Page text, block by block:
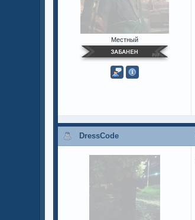
Местный
DressCode